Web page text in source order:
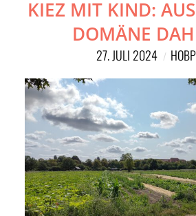
KIEZ MIT KIND:
DOMÄNE
27. JULI 2024